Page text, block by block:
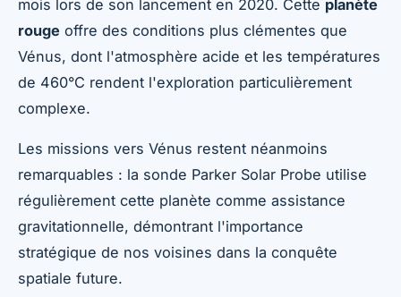
mois lors de son lancement en 2020. Cette planète
rouge offre des conditions plus clémentes que
Vénus, dont l'atmosphère acide et les températures
de 460°C rendent l'exploration particulièrement
complexe.
Les missions vers Vénus restent néanmoins
remarquables : la sonde Parker Solar Probe utilise
régulièrement cette planète comme assistance
gravitationnelle, démontrant l'importance
stratégique de nos voisines dans la conquête
spatiale future.